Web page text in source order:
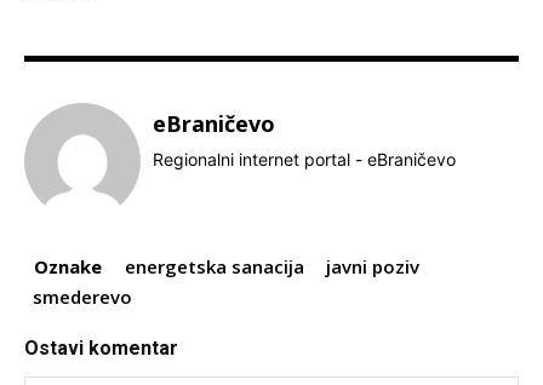
eBraničevo
Regionalni internet portal - eBraničevo
Oznake energetska sanacija
javni poziv
smederevo
Ostavi komentar